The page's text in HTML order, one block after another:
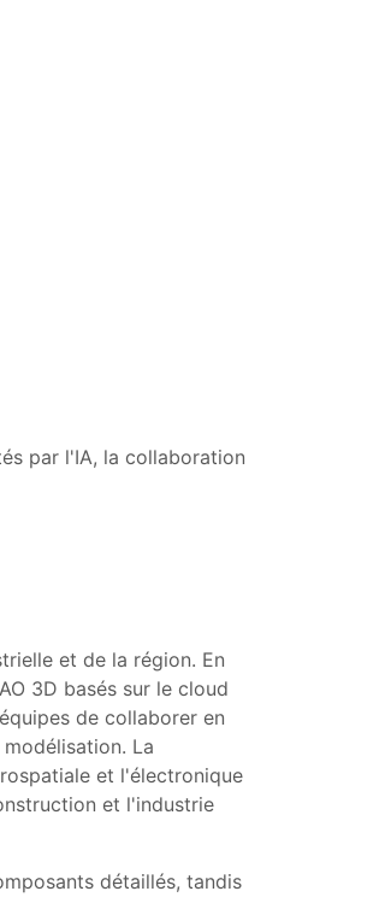
par l'IA, la collaboration
et de la région. En
3D basés sur le cloud
de collaborer en
La
et l'électronique
et l'industrie
détaillés, tandis